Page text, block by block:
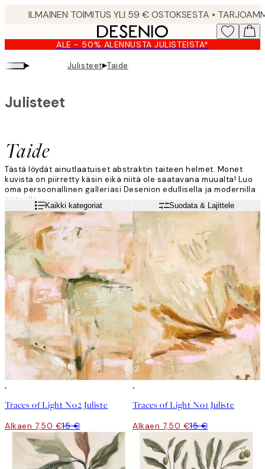
content.
ALE - 50% ALENNUSTA JULISTEISTA*
▸ Julisteet▸Taide
Taide
Julisteet
Tästä löydät ainutlaatuiset abstraktin taiteen helmet. Monet
kuvista on piirretty käsin eikä niitä ole saatavana muualta! Luo
oma persoonallinen galleriasi Desenion edullisella ja modernilla
taiteella.
Lue lisää Kaikki kategoriat Suodata & Lajittele
Traces of Light No2 Juliste
Alkaen 7,50 €15 €
Traces of Light No1 Juliste
Alkaen 7,50 €15 €